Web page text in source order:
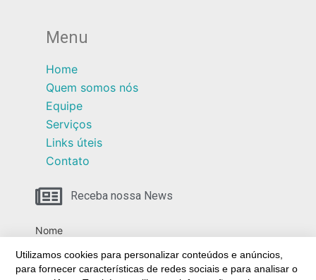
Menu
Home
Quem somos nós
Equipe
Serviços
Links úteis
Contato
Receba nossa News
Nome
Utilizamos cookies para personalizar conteúdos e anúncios,
para fornecer características de redes sociais e para analisar o